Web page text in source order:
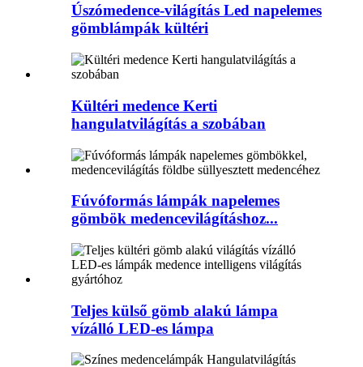
Úszómedence-világítás Led napelemes
gömblámpák kültéri
Kültéri medence Kerti
hangulatvilágítás a szobában
Fúvóformás lámpák napelemes
gömbök medencevilágításhoz...
Teljes külső gömb alakú lámpa
vízálló LED-es lámpa